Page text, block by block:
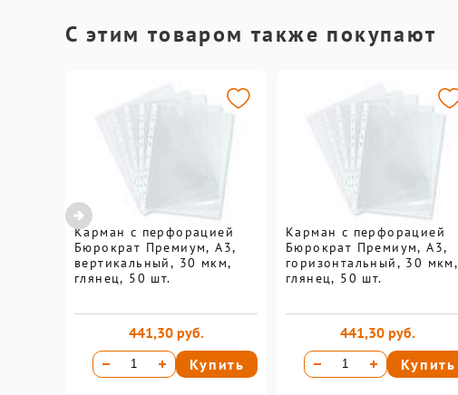
С этим товаром также покупают
Карман с перфорацией
Бюрократ Премиум, А3,
вертикальный, 30 мкм,
глянец, 50 шт.
441,30 руб.
Купить
Карман с перфорацией
Бюрократ Премиум, А3,
горизонтальный, 30 мкм,
глянец, 50 шт.
441,30 руб.
Купить